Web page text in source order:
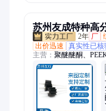
苏州友成特种高
2年 厂
出价迅速
真实性已核
主营： 聚醚醚酮、